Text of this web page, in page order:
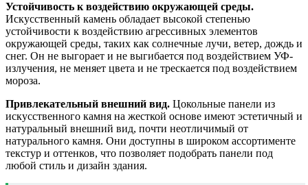
Устойчивость к воздействию окружающей среды.
Искусственный камень обладает высокой степенью
устойчивости к воздействию агрессивных элементов
окружающей среды, таких как солнечные лучи, ветер, дождь и
снег. Он не выгорает и не выгибается под воздействием УФ-
излучения, не меняет цвета и не трескается под воздействием
мороза.
Привлекательный внешний вид. Цокольные панели из
искусственного камня на жесткой основе имеют эстетичный и
натуральный внешний вид, почти неотличимый от
натурального камня. Они доступны в широком ассортименте
текстур и оттенков, что позволяет подобрать панели под
любой стиль и дизайн здания.